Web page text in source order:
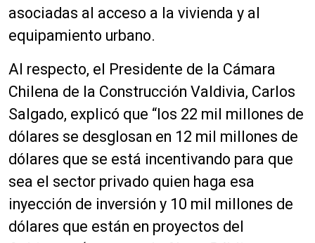
asociadas al acceso a la vivienda y al
equipamiento urbano.
Al respecto, el Presidente de la Cámara
Chilena de la Construcción Valdivia, Carlos
Salgado, explicó que “los 22 mil millones de
dólares se desglosan en 12 mil millones de
dólares que se está incentivando para que
sea el sector privado quien haga esa
inyección de inversión y 10 mil millones de
dólares que están en proyectos del